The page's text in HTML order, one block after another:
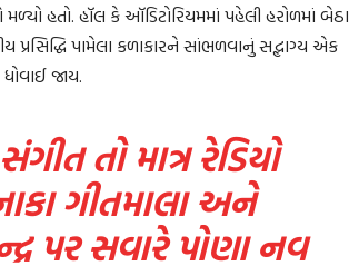
હતો. હૉલ કે ઑડિટોરિયમમાં પહેલી હરોળમાં બેઠા
પામેલા કળાકારને સાંભળવાનું સદ્ભાગ્ય એક
જાય.
તો માત્ર રેડિયો
ગીતમાલા અને
પર સવારે પોણા નવ